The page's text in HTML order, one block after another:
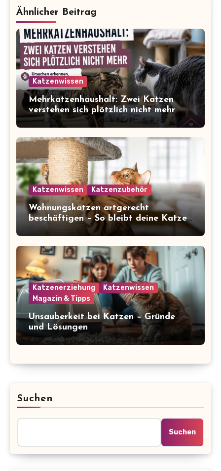
Ähnlicher Beitrag
Katzenwissen
Mehrkatzenhaushalt: Zwei Katzen
verstehen sich plötzlich nicht mehr
Katzenwissen Katzenzubehör
Wohnungskatzen artgerecht
beschäftigen – So bleibt deine Katze
glücklich und gesund
Katzenerziehung
Katzenwissen
Magazin & Tipps
Unsauberkeit bei Katzen – Gründe
und Lösungen
Suchen
Suchen